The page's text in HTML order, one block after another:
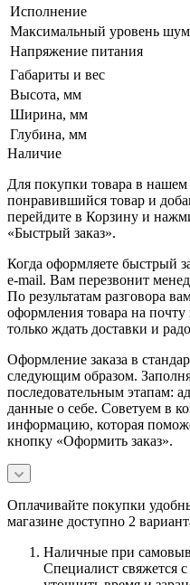
Исполнение
Максимальный уровень
Напряжение питания
Габариты и вес
Высота, мм
Ширина, мм
Глубина, мм
Наличие
Для покупки товара в
понравившийся товар и
перейдите в Корзину и
«Быстрый заказ».
Когда оформляете быстрый
e-mail. Вам перезвонит
По результатам разговора
оформления товара на
только ждать доставки и
Оформление заказа в
следующим образом.
последовательным этапам:
данные о себе. Советуем в
информацию, которая
кнопку «Оформить заказ».
Оплачивайте покупки
магазине доступно 2
Наличные при
Специалист свяжется